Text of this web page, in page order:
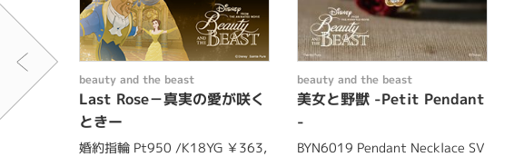
beauty and the beast
Last Rose－真実の愛が咲く
ときー
婚約指輪 Pt950 /K18YG ￥363,
beauty and the beast
美女と野獣 -Petit Pendant
-
BYN6019 Pendant Necklace SV